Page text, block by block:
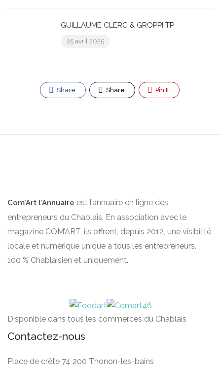
GUILLAUME CLERC & GROPPI TP
25 avril 2025
Share Share Pin It
Com’Art l’Annuaire est l’annuaire en ligne des
entrepreneurs du Chablais. En association avec le
magazine COM’ART, ils offrent, depuis 2012, une visibilité
locale et numérique unique à tous les entrepreneurs.
100 % Chablaisien et uniquement.
Disponible dans tous les commerces du Chablais
Contactez-nous
Place de crête 74 200 Thonon-les-bains